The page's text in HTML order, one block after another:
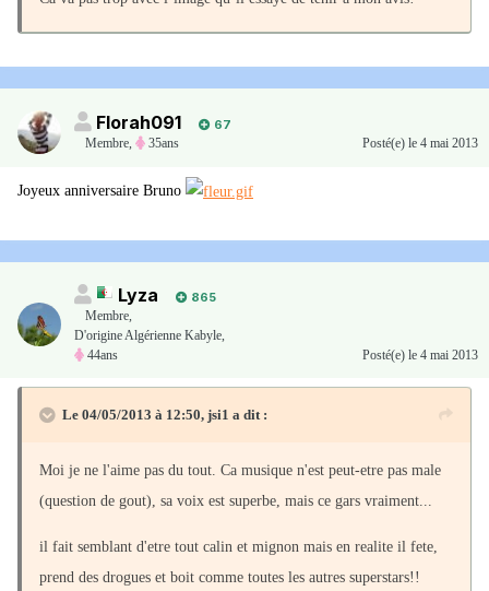
Florah091
67
Membre, 35ans Posté(e) le 4 mai 2013
Joyeux anniversaire Bruno
Lyza
865
Membre,
D'origine Algérienne Kabyle,
44ans
Posté(e) le 4 mai 2013
Le 04/05/2013 à 12:50, jsi1 a dit :
Moi je ne l'aime pas du tout. Ca musique n'est peut-etre pas male
(question de gout), sa voix est superbe, mais ce gars vraiment...
il fait semblant d'etre tout calin et mignon mais en realite il fete,
prend des drogues et boit comme toutes les autres superstars!!